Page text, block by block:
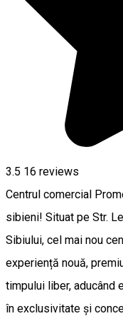
3.5 16 reviews
Centrul comercial
sibieni! Situat pe Str.
Sibiului, cel mai nou
experiență nouă,
timpului liber, aducând
în exclusivitate și